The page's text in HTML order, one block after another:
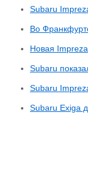
Subaru
Во
Новая Impreza
Subaru
Subaru
Subaru Exiga